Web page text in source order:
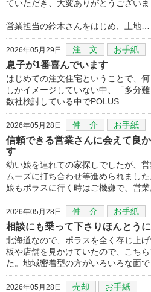
ていただき、大変ありがとうございま
営業担当の鈴木さんをはじめ、土地…
2026年05月29日 注 文 お手紙
息子が1番喜んでいます
はじめての注文住宅ということで、
しかイメージしていない中、「多分
数社検討している中でPOLUS…
2026年05月28日 仲 介 お手紙
信頼できる営業さんに会えて良
す
幼い娘を連れての家探しでしたが、
ムーズに打ち合わせ等進められました
娘もポラスに行く時はご機嫌で、営
2026年05月28日 仲 介 お手紙
相談にも乗って下さりほんとう
北海道なので、ポラスを全く存じ上
板や店舗を見かけていたので、こち
た。地域密着型の方がいろいろな面
2026年05月28日 売却 お手紙